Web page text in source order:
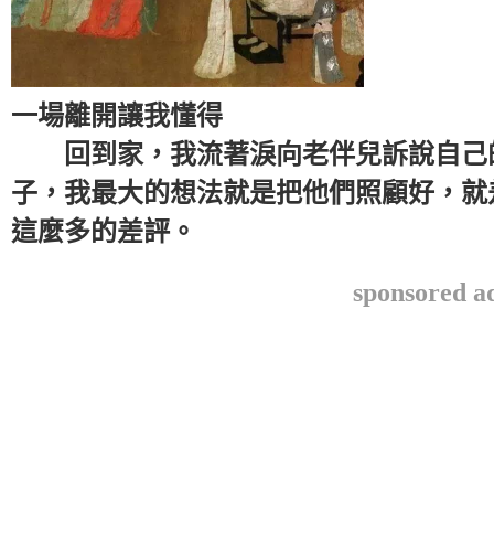
一場離開讓我懂得
回到家，我流著淚向老伴兒訴說自己
子，我最大的想法就是把他們照顧好，
這麼多的差評。
sponsored